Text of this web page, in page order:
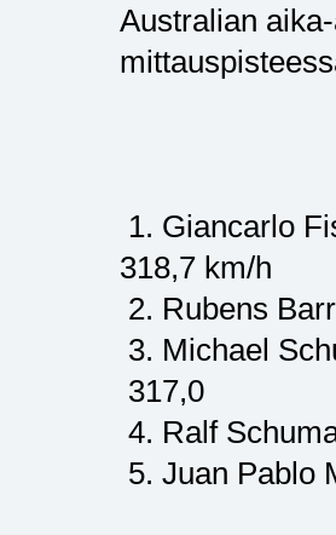
Australian
1.
318,7
2. Rubens
3. Michael
317,0
4. Ralf
5. Juan